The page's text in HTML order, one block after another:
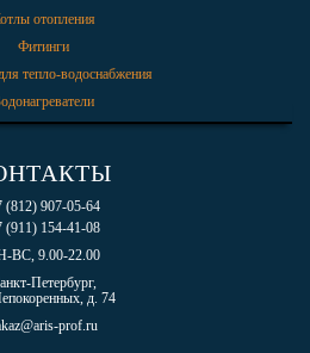
отопления
Фитинги
тепло-водоснабжения
(812) 907-05-64
(911) 154-41-08
ВС, 9.00-22.00
Петербург,
д. 74
prof.ru